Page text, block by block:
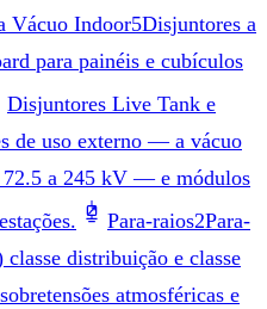
Vácuo Indoor5Disjuntores a
para painéis e cubículos
Disjuntores Live Tank e
de uso externo — a vácuo
72.5 a 245 kV — e módulos
Para-raios2Para-
distribuição e classe
atmosféricas e